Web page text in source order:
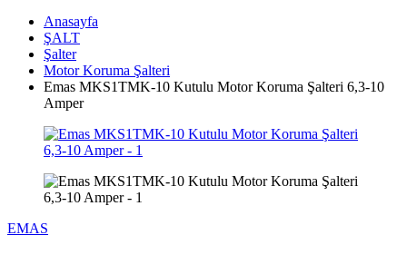
Anasayfa
ŞALT
Şalter
Motor Koruma Şalteri
Emas MKS1TMK-10 Kutulu Motor Koruma Şalteri 6,3-10
Amper
EMAS